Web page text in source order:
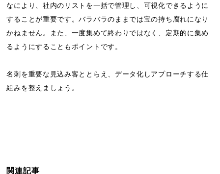
なにより、社内のリストを一括で管理し、可視化できるように
することが重要です。バラバラのままでは宝の持ち腐れになり
かねません。また、一度集めて終わりではなく、定期的に集め
るようにすることもポイントです。
名刺を重要な見込み客ととらえ、データ化しアプローチする仕
組みを整えましょう。
関連記事